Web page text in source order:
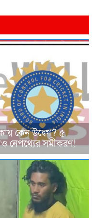
কেন উদ্বেগ? ৫
নেপথ্যের সমীকরণ!